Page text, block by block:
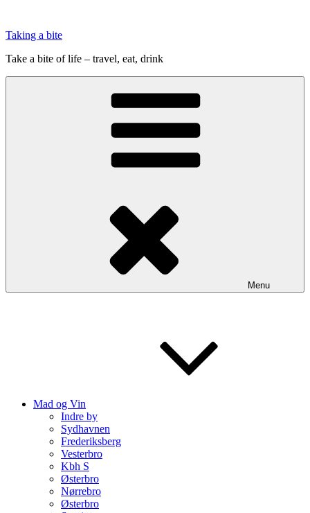
indhold
Taking a bite
Take a bite of life – travel, eat, drink
Menu
Mad og Vin
Indre by
Sydhavnen
Frederiksberg
Vesterbro
Kbh S
Østerbro
Nørrebro
Østerbro